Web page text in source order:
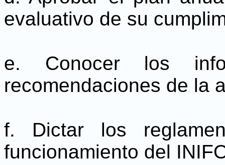
evaluativo de su
e. Conocer los
recomendaciones de la
f. Dictar los
funcionamiento del